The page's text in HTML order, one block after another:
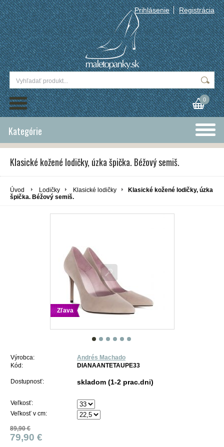
Prihlásenie Registrácia
0
Kategórie
Klasické kožené lodičky, úzka špička. Béžový semiš.
Úvod Lodičky Klasické lodičky
Klasické kožené lodičky, úzka
špička. Béžový semiš.
Zľava
Výrobca:
Andrés Machado
Kód:
DIANAANTETAUPE33
Dostupnosť: skladom (1-2 prac.dni)
Veľkosť:
Veľkosť v cm:
89,90 €
79,90 €